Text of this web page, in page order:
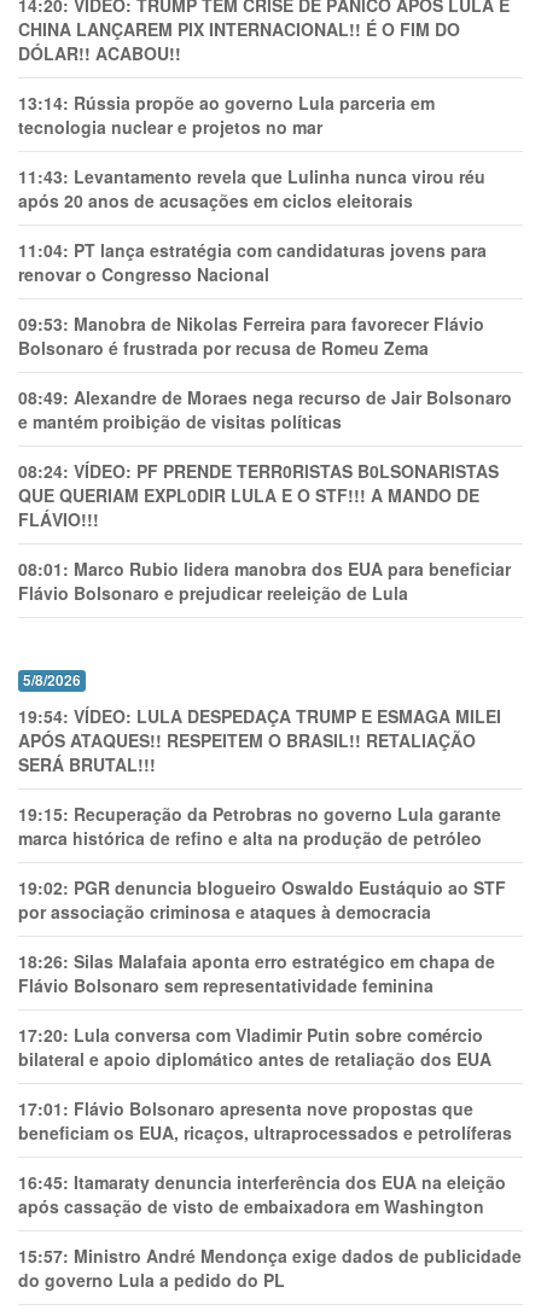
14:20: VÍDEO: TRUMP TEM CRlSE DE PÂNlCO APÓS LULA E
CHINA LANÇAREM PIX INTERNACIONAL!! É O FIM DO
DÓLAR!! ACABOU!!
13:14: Rússia propõe ao governo Lula parceria em
tecnologia nuclear e projetos no mar
11:43: Levantamento revela que Lulinha nunca virou réu
após 20 anos de acusações em ciclos eleitorais
11:04: PT lança estratégia com candidaturas jovens para
renovar o Congresso Nacional
09:53: Manobra de Nikolas Ferreira para favorecer Flávio
Bolsonaro é frustrada por recusa de Romeu Zema
08:49: Alexandre de Moraes nega recurso de Jair Bolsonaro
e mantém proibição de visitas políticas
08:24: VÍDEO: PF PRENDE TERR0RlSTAS B0LSONARlSTAS
QUE QUERIAM EXPL0DlR LULA E O STF!!! A MANDO DE
FLÁVIO!!!
08:01: Marco Rubio lidera manobra dos EUA para beneficiar
Flávio Bolsonaro e prejudicar reeleição de Lula
5/8/2026
19:54: VÍDEO: LULA DESPEDAÇA TRUMP E ESMAGA MILEI
APÓS ATAQUES!! RESPEITEM O BRASIL!! RETALIAÇÃO
SERÁ BRUTAL!!!
19:15: Recuperação da Petrobras no governo Lula garante
marca histórica de refino e alta na produção de petróleo
19:02: PGR denuncia blogueiro Oswaldo Eustáquio ao STF
por associação criminosa e ataques à democracia
18:26: Silas Malafaia aponta erro estratégico em chapa de
Flávio Bolsonaro sem representatividade feminina
17:20: Lula conversa com Vladimir Putin sobre comércio
bilateral e apoio diplomático antes de retaliação dos EUA
17:01: Flávio Bolsonaro apresenta nove propostas que
beneficiam os EUA, ricaços, ultraprocessados e petrolíferas
16:45: Itamaraty denuncia interferência dos EUA na eleição
após cassação de visto de embaixadora em Washington
15:57: Ministro André Mendonça exige dados de publicidade
do governo Lula a pedido do PL